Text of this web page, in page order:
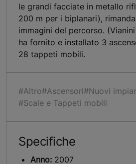
le grandi facciate in metallo
200 m per i biplanari),
immagini del percorso.
ha fornito e installato 3
28 tappeti mobili.
#Altro#Ascensori#Nuovi
#Scale e Tappeti mobili
Specifiche
Anno: 2007